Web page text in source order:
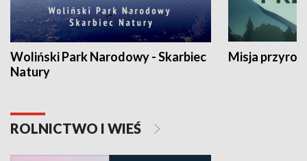
Woliński Park Narodowy - Skarbiec
Natury
Misja
ROLNICTWO I WIEŚ